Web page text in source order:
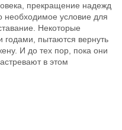
прекращение надежд
условие для
Некоторые
годами, пытаются вернуть
И до тех пор, пока они
в этом